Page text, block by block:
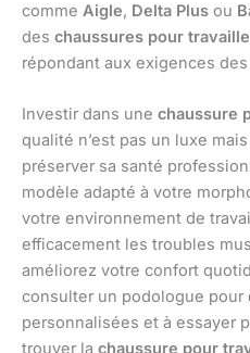
comme Aigle, Delta Plus ou
des chaussures pour
répondant aux exigences
Investir dans une chaussure
qualité n’est pas un luxe
préserver sa santé
modèle adapté à votre
votre environnement de
efficacement les troubles
améliorez votre confort
consulter un podologue pour
personnalisées et à essayer